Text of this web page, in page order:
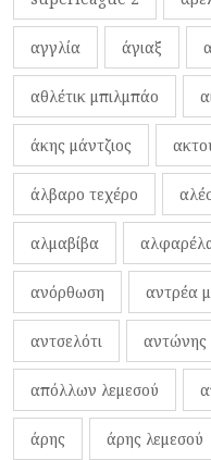
αγγλία άγιαξ
αθλέτικ μπιλμπάο
άκης μάντζιος
άλβαρο τεχέρο
αλμαβίβα
ανόρθωση αντρέα
αντσελότι αντώνης
απόλλων λεμεσού
άρης άρης λεμεσού